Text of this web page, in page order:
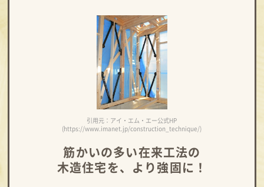
引用元：アイ・エム・エー公式HP
(https://www.imanet.jp/construction_technique/)
筋かいの多い在来工法の
木造住宅を、より強固に！